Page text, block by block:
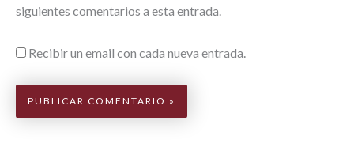
siguientes comentarios a esta entrada.
Recibir un email con cada nueva entrada.